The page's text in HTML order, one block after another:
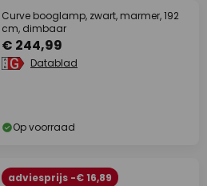
Curve booglamp, zwart, marmer, 192
cm, dimbaar
€ 244,99
Datablad
Op voorraad
adviesprijs -€ 16,89